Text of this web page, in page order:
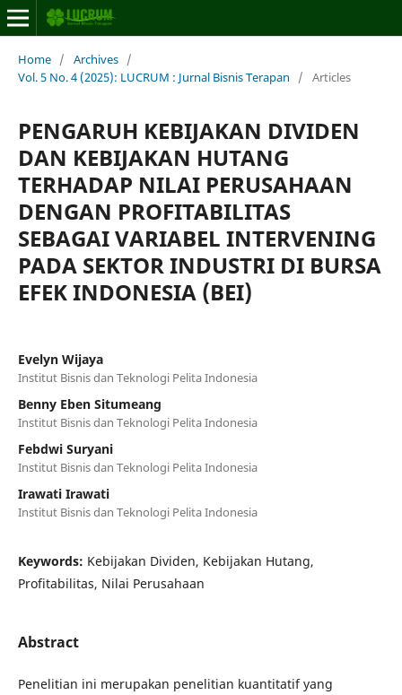
Home / Archives /
Vol. 5 No. 4 (2025): LUCRUM : Jurnal Bisnis Terapan
/ Articles
PENGARUH KEBIJAKAN DIVIDEN
DAN KEBIJAKAN HUTANG
TERHADAP NILAI PERUSAHAAN
DENGAN PROFITABILITAS
SEBAGAI VARIABEL INTERVENING
PADA SEKTOR INDUSTRI DI BURSA
EFEK INDONESIA (BEI)
Evelyn Wijaya
Institut Bisnis dan Teknologi Pelita Indonesia
Benny Eben Situmeang
Institut Bisnis dan Teknologi Pelita Indonesia
Febdwi Suryani
Institut Bisnis dan Teknologi Pelita Indonesia
Irawati Irawati
Institut Bisnis dan Teknologi Pelita Indonesia
Keywords: Kebijakan Dividen, Kebijakan Hutang,
Profitabilitas, Nilai Perusahaan
Abstract
Penelitian ini merupakan penelitian kuantitatif yang